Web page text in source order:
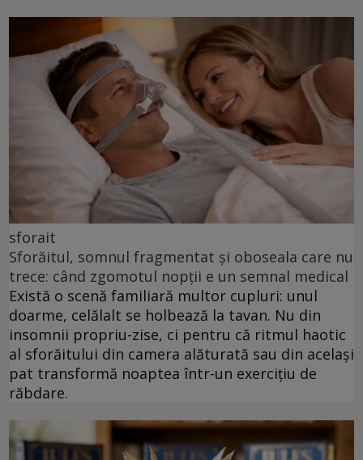
sforait
Sforăitul, somnul fragmentat și oboseala care nu
trece: când zgomotul nopții e un semnal medical
Există o scenă familiară multor cupluri: unul
doarme, celălalt se holbează la tavan. Nu din
insomnii propriu-zise, ci pentru că ritmul haotic
al sforăitului din camera alăturată sau din același
pat transformă noaptea într-un exercițiu de
răbdare.